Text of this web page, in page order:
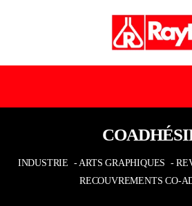
INDUSTRIE - ARTS GRAPHIQUES -
RECOUVREMENTS CO-